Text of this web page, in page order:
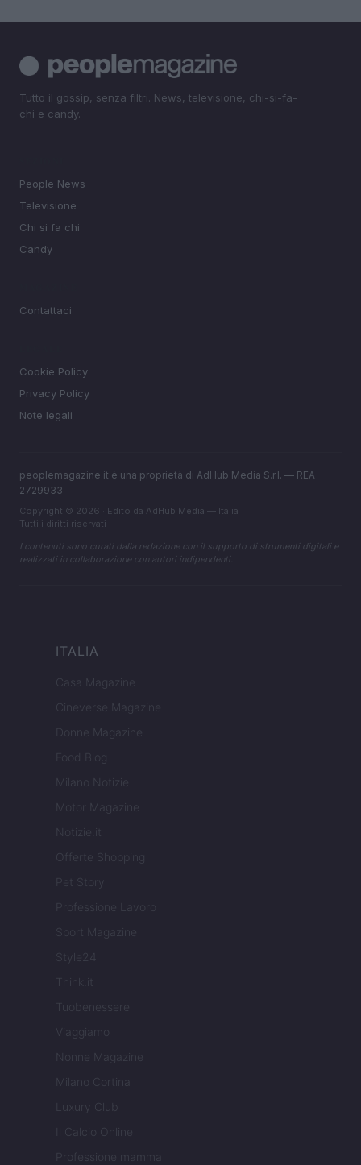
Tutto il gossip, senza filtri. News, televisione, chi-si-fa-
chi e candy.
People News
Televisione
Chi si fa chi
Candy
Contattaci
Cookie Policy
Privacy Policy
Note legali
peoplemagazine.it è una proprietà di AdHub Media S.r.l. — REA
2729933
Copyright © 2026 · Edito da AdHub Media — Italia
Tutti i diritti riservati
I contenuti sono curati dalla redazione con il supporto di strumenti digitali e
realizzati in collaborazione con autori indipendenti.
ITALIA
Casa Magazine
Cineverse Magazine
Donne Magazine
Food Blog
Milano Notizie
Motor Magazine
Notizie.it
Offerte Shopping
Pet Story
Professione Lavoro
Sport Magazine
Style24
Think.it
Tuobenessere
Viaggiamo
Nonne Magazine
Milano Cortina
Luxury Club
Il Calcio Online
Professione mamma